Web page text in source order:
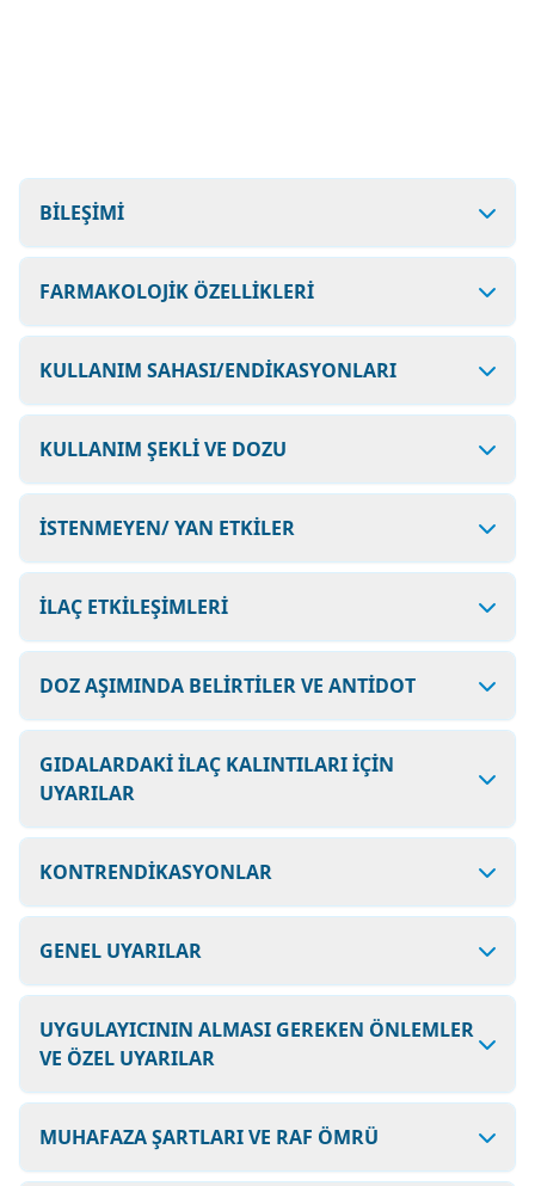
BİLEŞİMİ
FARMAKOLOJİK ÖZELLİKLERİ
KULLANIM SAHASI/ENDİKASYONLARI
KULLANIM ŞEKLİ VE DOZU
İSTENMEYEN/ YAN ETKİLER
İLAÇ ETKİLEŞİMLERİ
DOZ AŞIMINDA BELİRTİLER VE ANTİDOT
GIDALARDAKİ İLAÇ KALINTILARI İÇİN
UYARILAR
KONTRENDİKASYONLAR
GENEL UYARILAR
UYGULAYICININ ALMASI GEREKEN ÖNLEMLER
VE ÖZEL UYARILAR
MUHAFAZA ŞARTLARI VE RAF ÖMRÜ